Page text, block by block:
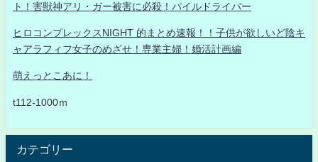
ト！害獣神アリ・ガー被害に必殺！パイルドライバー
ヒロコンプレックスNIGHT 的まとめ速報！！子供が欲しいど陰キ
ャアラフィフ女子のめざせ！専業主婦！婚活計画編
萌えっとこあに！
t112-1000ｍ
カテゴリー